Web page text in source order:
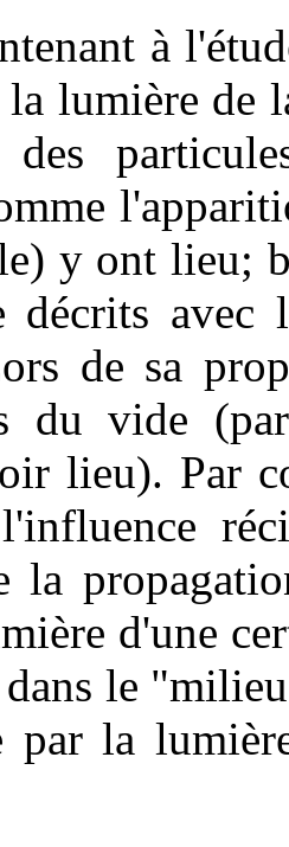
à
la lumière de
des
y ont lieu;
décrits avec
de sa
du vide
lieu). Par
la
d'une
le
par la